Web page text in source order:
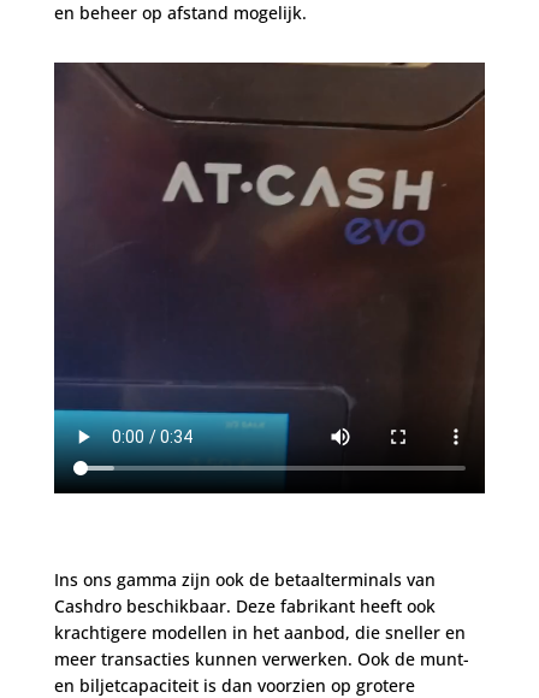
en beheer op afstand mogelijk.
Ins ons gamma zijn ook de betaalterminals van
Cashdro beschikbaar. Deze fabrikant heeft ook
krachtigere modellen in het aanbod, die sneller en
meer transacties kunnen verwerken. Ook de munt-
en biljetcapaciteit is dan voorzien op grotere